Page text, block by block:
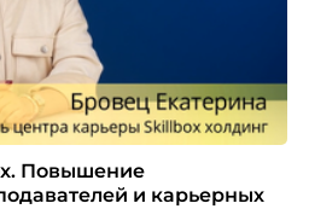
Повышение
и карьерных